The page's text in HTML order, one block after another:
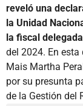
reveló una
la Unidad
la fiscal
del 2024. En
Mais Martha
por su presunta
de la Gestión del